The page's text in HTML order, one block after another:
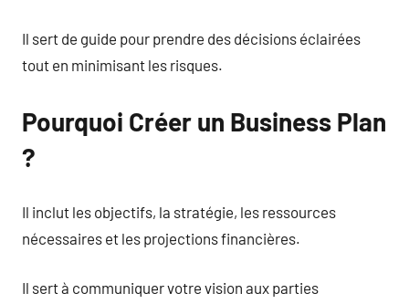
Il sert de guide pour prendre des décisions éclairées
tout en minimisant les risques.
Pourquoi Créer un Business Plan
?
Il inclut les objectifs, la stratégie, les ressources
nécessaires et les projections financières.
Il sert à communiquer votre vision aux parties